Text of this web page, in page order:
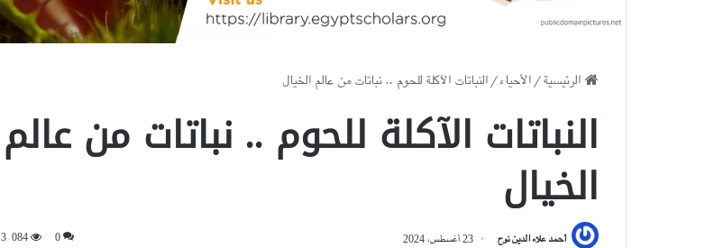
الرئيسية/الأحياء/النباتات الآكلة للحوم .. نباتات من عالم الخيال
النباتات الآكلة للحوم .. نباتات من عالم
الخيال
أحمد علاء الدين نوح 23 أغسطس، 2024 0 3٬084